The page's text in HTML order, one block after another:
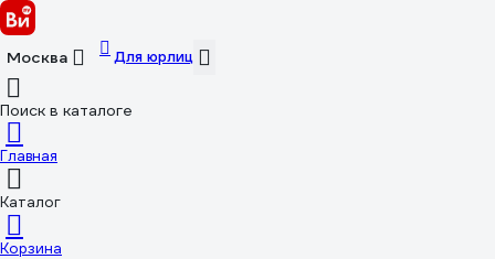
Москва Для юрлиц
Поиск в каталоге
Главная
Каталог
Корзина